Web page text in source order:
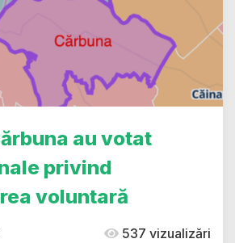
au votat
privind
voluntară
537 vizualizări